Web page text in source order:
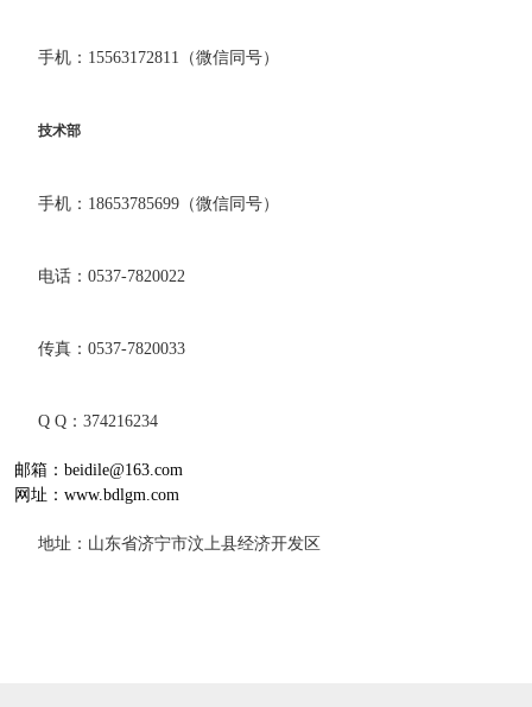
手机：15563172811（微信同号）
技术部
手机：18653785699（微信同号）
电话：0537-7820022
传真：0537-7820033
Q Q：374216234
邮箱：beidile@163.com
网址：www.bdlgm.com
地址：山东省济宁市汶上县经济开发区